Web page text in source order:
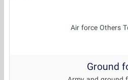
Air force Others